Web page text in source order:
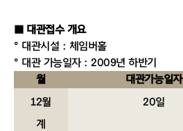
■ 대관접수 개요
° 대관시설 : 체임버홀
° 대관 가능일자 : 2009년 하반기
월
대관가능일자
12월
20일
계